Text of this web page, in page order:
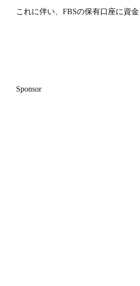
これに伴い、FBSの保有口座に資
Sponsor